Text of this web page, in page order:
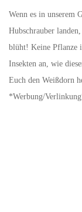
Wenn es in unserem
Hubschrauber
blüht! Keine Pflanze
Insekten an, wie
Euch den Weißdorn
*Werbung/